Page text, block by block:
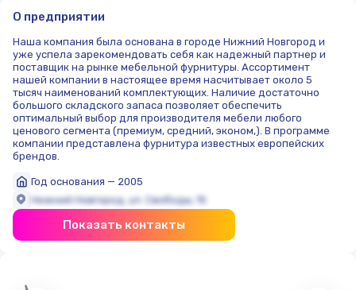
О предприятии
Наша компания была основана в городе Нижний Новгород и
уже успела зарекомендовать себя как надежный партнер и
поставщик на рынке мебельной фурнитуры. Ассортимент
нашей компании в настоящее время насчитывает около 5
тысяч наименований комплектующих. Наличие достаточно
большого складского запаса позволяет обеспечить
оптимальный выбор для производителя мебели любого
ценового сегмента (премиум, средний, эконом,). В программе
компании представлена фурнитура известных европейских
брендов.
Год основания — 2005
Нижний Новгород, ул. Свободы, 15
Показать контакты